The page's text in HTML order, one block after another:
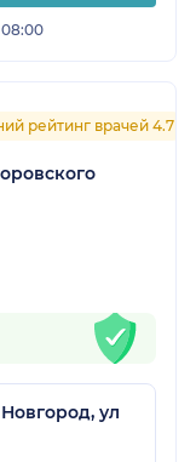
рейтинг врачей 4.7
ул